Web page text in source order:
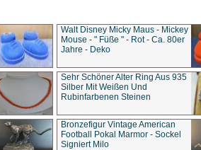
Walt Disney Micky Maus - Mickey
Mouse - " Füße " - Rot - Ca. 80er
Jahre - Deko
Sehr Schöner Alter Ring Aus 935
Silber Mit Weißen Und
Rubinfarbenen Steinen
Bronzefigur Vintage American
Football Pokal Marmor - Sockel
Signiert Milo